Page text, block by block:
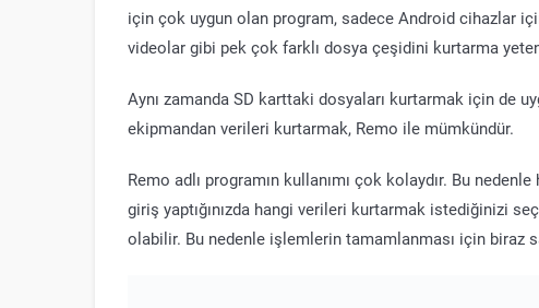
için çok uygun olan program, sadece Android cihazlar
videolar gibi pek çok farklı dosya çeşidini kurtarma
Aynı zamanda SD karttaki dosyaları kurtarmak için de
ekipmandan verileri kurtarmak, Remo ile mümkündür.
Remo adlı programın kullanımı çok kolaydır. Bu
giriş yaptığınızda hangi verileri kurtarmak istediğinizi
olabilir. Bu nedenle işlemlerin tamamlanması için biraz